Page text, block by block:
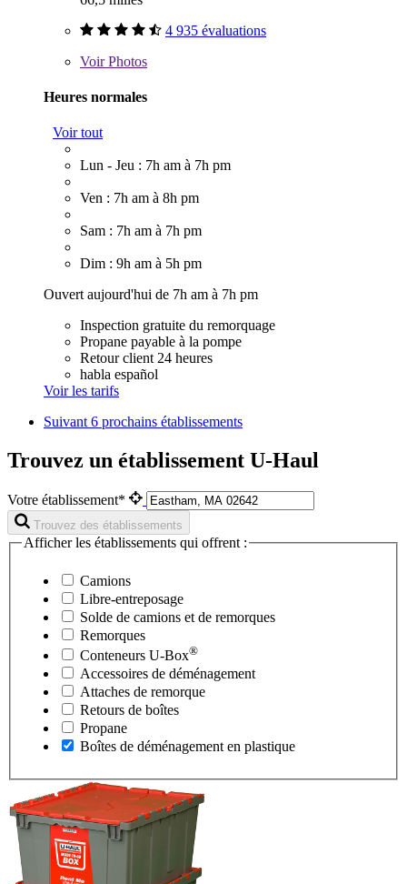
4 935 évaluations
VoirPhotos
Heures normales
Voir tout
Lun - Jeu : 7h am à 7h pm
Ven : 7h am à 8h pm
Sam : 7h am à 7h pm
Dim : 9h am à 5h pm
Ouvert aujourd'hui de 7h am à 7h pm
Inspection gratuite du remorquage
Propane payable à la pompe
Retour client 24 heures
habla español
Voir les tarifs
Suivant6 prochains établissements
Trouvez un établissement U-Haul
Votre établissement*
Trouvez des établissements
Afficher les établissements qui offrent :
Camions
Libre-entreposage
Solde de camions et de remorques
Remorques
Conteneurs U-Box®
Accessoires de déménagement
Attaches de remorque
Retours de boîtes
Propane
Boîtes de déménagement en plastique